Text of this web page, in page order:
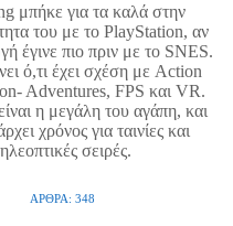
μπήκε για τα καλά στην
του με το PlayStation, αν
έγινε πιο πριν με το SNES.
ό,τι έχει σχέση με Action
Adventures, FPS και VR.
η μεγάλη του αγάπη, και
χρόνος για ταινίες και
σειρές.
ΆΡΘΡΑ: 348